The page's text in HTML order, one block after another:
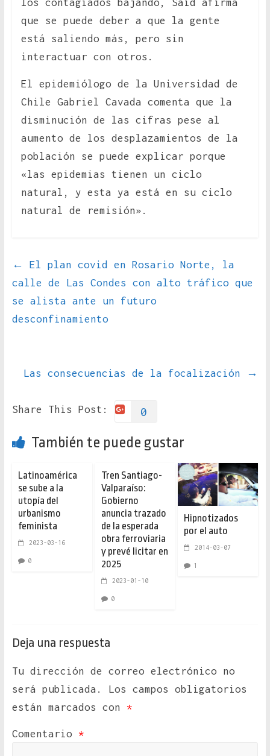
los contagiados bajando, Said afirma
que se puede deber a que la gente
está saliendo más, pero sin
interactuar con otros.
El epidemiólogo de la Universidad de
Chile Gabriel Cavada comenta que la
disminución de las cifras pese al
aumento de los desplazamientos de la
población se puede explicar porque
«las epidemias tienen un ciclo
natural, y esta ya está en su ciclo
natural de remisión».
←
El plan covid en Rosario Norte, la
calle de Las Condes con alto tráfico que
se alista ante un futuro
desconfinamiento
Las consecuencias de la focalización →
Share This Post: 0
También te puede gustar
Latinoamérica
se sube a la
utopía del
urbanismo
feminista
2023-03-16
0
Tren Santiago-
Valparaíso:
Gobierno
anuncia trazado
de la esperada
obra ferroviaria
y prevé licitar en
2025
2023-01-10
0
Hipnotizados
por el auto
2014-03-07
1
Deja una respuesta
Tu dirección de correo electrónico no
será publicada.
Los campos obligatorios
están marcados con *
Comentario *